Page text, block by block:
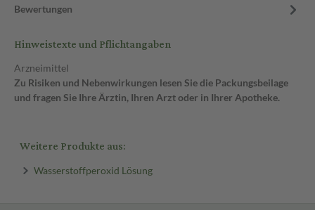
Bewertungen
Hinweistexte und Pflichtangaben
Arzneimittel
Zu Risiken und Nebenwirkungen lesen Sie die Packungsbeilage
und fragen Sie Ihre Ärztin, Ihren Arzt oder in Ihrer Apotheke.
Weitere Produkte aus:
Wasserstoffperoxid Lösung